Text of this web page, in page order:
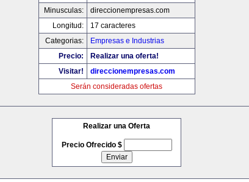
Minusculas:
direccionempresas.com
Longitud:
17 caracteres
Categorias:
Empresas e Industrias
Precio:
Realizar una oferta!
Visitar!
direccionempresas.com
Serán consideradas ofertas
Realizar una Oferta
Precio Ofrecido $